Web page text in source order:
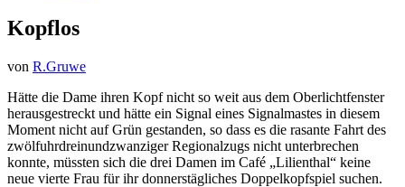
Kopflos
von R.Gruwe
Hätte die Dame ihren Kopf nicht so weit aus dem Oberlichtfenster
herausgestreckt und hätte ein Signal eines Signalmastes in diesem
Moment nicht auf Grün gestanden, so dass es die rasante Fahrt des
zwölfuhrdreinundzwanziger Regionalzugs nicht unterbrechen
konnte, müssten sich die drei Damen im Café „Lilienthal“ keine
neue vierte Frau für ihr donnerstägliches Doppelkopfspiel suchen.